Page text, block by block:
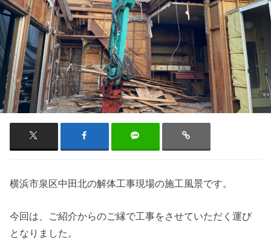
横浜市泉区中田北の解体工事現場の施工風景です。
今回は、ご紹介からのご縁で工事をさせていただく運び
となりました。